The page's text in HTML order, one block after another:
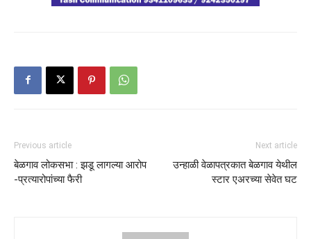
Previous article
बेळगाव लोकसभा : झडू लागल्या आरोप
-प्रत्यारोपांच्या फैरी
Next article
उन्हाळी वेळापत्रकात बेळगाव येथील
स्टार एअरच्या सेवेत घट